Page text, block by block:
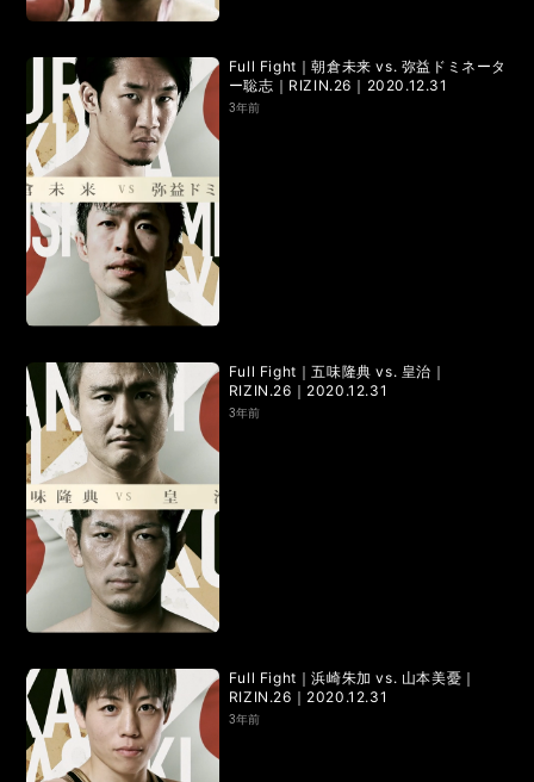
RIZIN.32 RIZIN.31 RIZIN.30
RIZIN.28 RIZIN.27
RIZIN.24 RIZIN.23
RIZIN.20 RIZIN.19
RIZIN.10 RIZIN.9
RIZIN.5 RIZIN.4
TRIGGER 3rd TRIGGER 2nd
LANDMARK vol.17 LANDMARK vol.16
LANDMARK vol.15 LANDMARK vol.14
LANDMARK vol.13 LANDMARK vol.12
LANDMARK vol.11 LANDMARK vol.10
Full Fight｜朝倉未来 vs. 弥益ドミネータ
ー聡志｜RIZIN.26｜2020.12.31
3年前
Full Fight｜五味隆典 vs. 皇治｜
RIZIN.26｜2020.12.31
3年前
Full Fight｜浜崎朱加 vs. 山本美憂｜
RIZIN.26｜2020.12.31
3年前